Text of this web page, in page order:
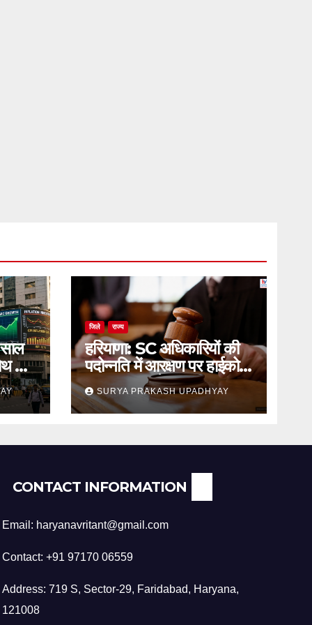
का
जिले राज्य
हरियाणा: SC अधिकारियों की
पदोन्नति में आरक्षण पर हाईकोर्ट
का स्थगन आदेश
SURYA PRAKASH UPADHYAY
CONTACT INFORMATION
Email: haryanavritant@gmail.com
Contact: +91 97170 06559
Address: 719 S, Sector-29, Faridabad, Haryana,
121008